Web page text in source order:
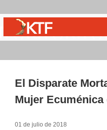
El Disparate
Mujer Ecuménica
01 de julio de 2018